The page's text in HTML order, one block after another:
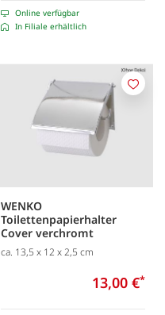
Online verfügbar
In Filiale erhältlich
WENKO
Toilettenpapierhalter
Cover verchromt
ca. 13,5 x 12 x 2,5 cm
13,00 €*